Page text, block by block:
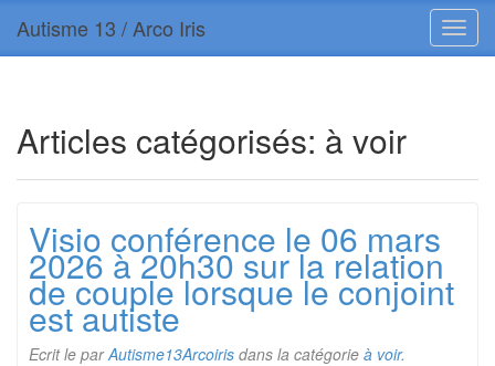
Autisme 13 / Arco Iris
Articles catégorisés: à voir
Visio conférence le 06 mars
2026 à 20h30 sur la relation
de couple lorsque le conjoint
est autiste
Ecrit le parAutisme13Arcoiris dans la catégorie à voir.